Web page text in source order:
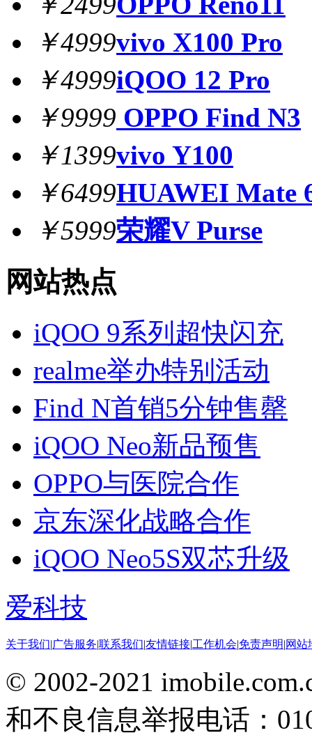
￥4999vivo X100 Pro
￥4999iQOO 12 Pro
￥9999 OPPO Find N3
￥1399vivo Y100
￥6499HUAWEI Mate
￥5999荣耀V Purse
网站热点
iQOO 9系列超快闪充
realme举办特别活动
Find N首销5分钟售罄
iQOO Neo新品预售
OPPO与医院合作
京东深化战略合作
iQOO Neo5S双芯升级
爱科技
关于我们|广告服务|联系我们|友情链接|工作机会|免责声明|网站
© 2002-2021
和不良信息举报电话：